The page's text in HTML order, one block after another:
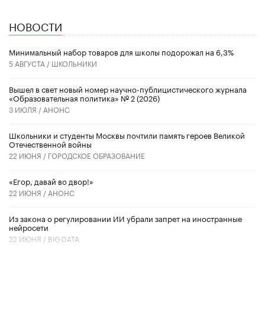
НОВОСТИ
Минимальный набор товаров для школы подорожал на 6,3%
5 АВГУСТА / ШКОЛЬНИКИ
Вышел в свет новый номер научно-публицистического журнала
«Образовательная политика» № 2 (2026)
3 ИЮЛЯ / АНОНС
Школьники и студенты Москвы почтили память героев Великой
Отечественной войны
22 ИЮНЯ / ГОРОДСКОЕ ОБРАЗОВАНИЕ
«Егор, давай во двор!»
22 ИЮНЯ / АНОНС
Из закона о регулировании ИИ убрали запрет на иностранные
нейросети
22 ИЮНЯ / BIG DATA